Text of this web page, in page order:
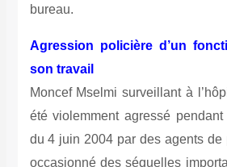
bureau.
Agression policière d’un
son travail
Moncef Mselmi surveillant à
été violemment agressé
du 4 juin 2004 par des agents
occasionné des séquelles